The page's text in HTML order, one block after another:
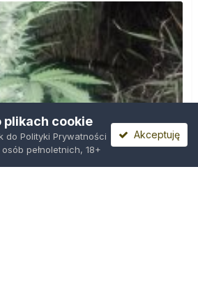
plikach cookie
do Polityki Prywatności
pełnoletnich, 18+
Akceptuję